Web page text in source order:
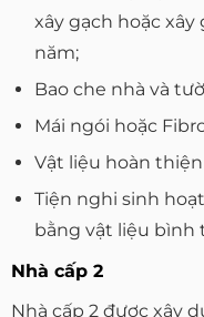
xây gạch hoặc
năm;
Bao che nhà và
Mái ngói hoặc
Vật liệu hoàn
Tiện nghi sinh
bằng vật liệu bình
Nhà cấp 2
Nhà cấp 2 được xây